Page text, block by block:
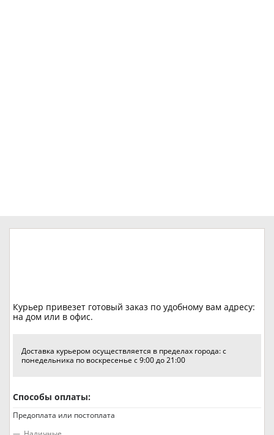
Курьер привезет готовый заказ по удобному вам адресу:
на дом или в офис.
Доставка курьером осуществляется в пределах города: с
понедельника по воскресенье с 9:00 до 21:00
Способы оплаты:
Предоплата или постоплата